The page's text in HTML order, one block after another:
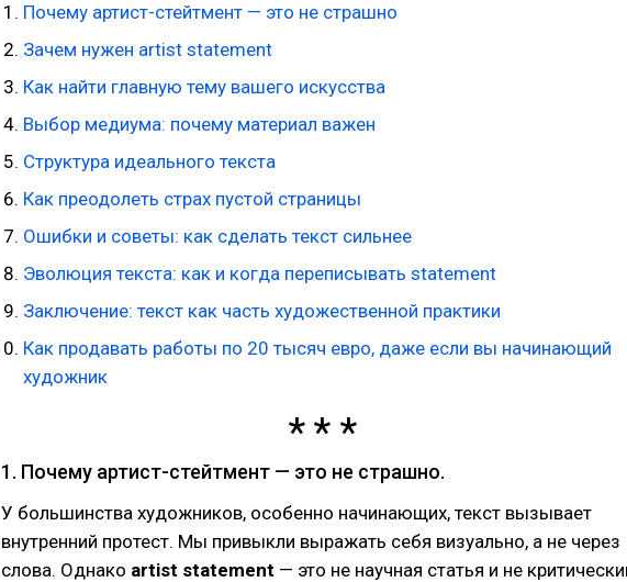
Почему артист-стейтмент — это не страшно
Зачем нужен artist statement
Как найти главную тему вашего искусства
Выбор медиума: почему материал важен
Структура идеального текста
Как преодолеть страх пустой страницы
Ошибки и советы: как сделать текст сильнее
Эволюция текста: как и когда переписывать statement
Заключение: текст как часть художественной практики
Как продавать работы по 20 тысяч евро, даже если вы начинающий
художник
1. Почему артист-стейтмент — это не страшно.
У большинства художников, особенно начинающих, текст вызывает
внутренний протест. Мы привыкли выражать себя визуально, а не через
слова. Однако artist statement — это не научная статья и не